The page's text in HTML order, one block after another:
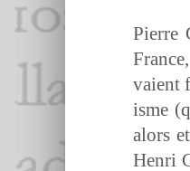
Pierre
vaient
isme
alors
Hen­ri